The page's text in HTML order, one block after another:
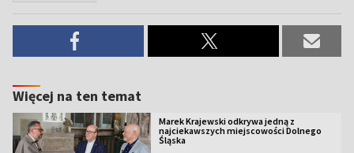
Więcej na ten temat
Marek Krajewski odkrywa jedną z
najciekawszych miejscowości Dolnego
Śląska